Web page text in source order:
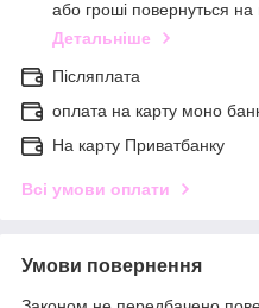
або гроші повернуться на
Детальніше
Післяплата
оплата на карту моно
На карту Приватбанку
Всі умови оплати
Умови повернення